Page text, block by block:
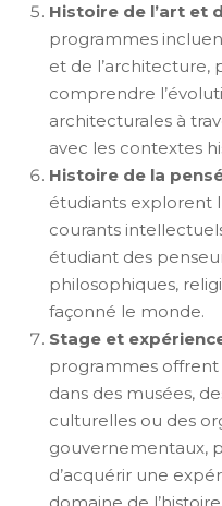
Histoire de l’art et
programmes
et de
comprendre
architecturales à
avec les contextes
Histoire de la
étudiants explorent
courants
étudiant des
philosophiques,
façonné le monde.
Stage et
programmes offrent
dans des musées,
culturelles ou des
gouvernementaux,
d’acquérir une